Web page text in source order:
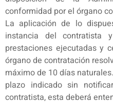
conformidad por el órgano
La aplicación de lo
instancia del contratista
prestaciones ejecutadas y
órgano de contratación
máximo de 10 días
plazo indicado sin
contratista, esta deberá